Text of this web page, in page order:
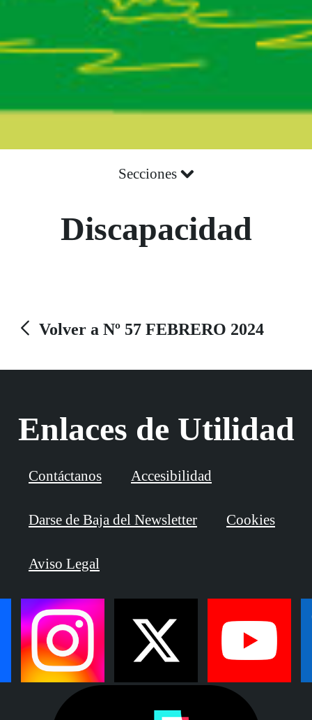
Secciones
Discapacidad
Volver a Nº 57 FEBRERO 2024
Enlaces de Utilidad
Contáctanos Accesibilidad
Darse de Baja del Newsletter Cookies
Aviso Legal